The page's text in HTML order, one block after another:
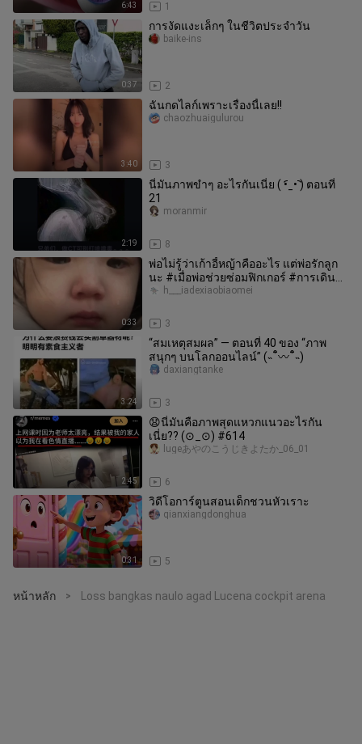
6:43 1
0:37
การงัดแงะเล็กๆ ในชีวิตประจำวัน
2
baike-ins
3:40
ฉันกดไลก์เพราะเรื่องนี้เลย!!
3
chaozhuaigulurou
2:19
นี่มันภาพขำๆ อะไรกันเนี่ย ( •︠ˍ•︡ ) ตอนที่
21
8
moranmir
0:33
พ่อไม่รู้ว่าเก้าอี้หญ้าคืออะไร แต่พ่อรักลูก
นะ #เมื่อพ่อช่วยซ่อมฟิกเกอร์ #การเดิน
ทางของหลิงหย่า
3
h___iadexiaobiaomei
3:24
“สมเหตุสมผล” — ตอนที่ 40 ของ “ภาพ
สนุกๆ บนโลกออนไลน์” (˵¯͒〰¯͒˵)
3
daxiangtanke
2:45
😧นี่มันคือภาพสุดแหวกแนวอะไรกัน
เนี่ย?? (⊙_⊙) #614
6
lugeあやのこうじきよたか_06_01
0:31
วิดีโอการ์ตูนสอนเด็กชวนหัวเราะ
5
qianxiangdonghua
หน้าหลัก > Loss bangkas naulo agad Lucena cockpit arena